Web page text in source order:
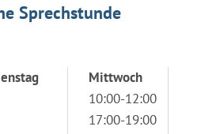
Sprechstunde
Mittwoch
10:00-12:00
17:00-19:00